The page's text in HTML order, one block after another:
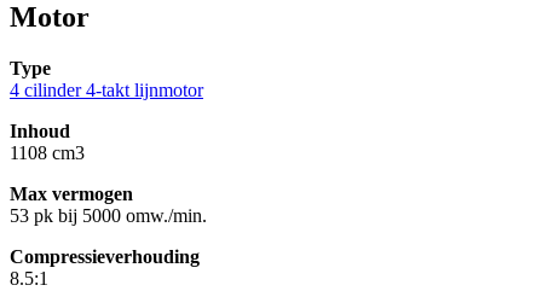
Motor
Type
4 cilinder 4-takt lijnmotor
Inhoud
1108 cm3
Max vermogen
53 pk bij 5000 omw./min.
Compressieverhouding
8.5:1